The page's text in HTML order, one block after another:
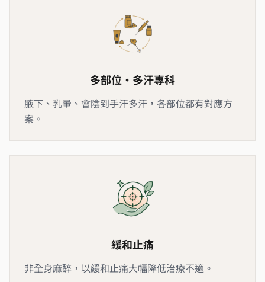
多部位・多汗專科
腋下、乳暈、會陰到手汗多汗，各部位都有對應方
案。
緩和止痛
非全身麻醉，以緩和止痛大幅降低治療不適。